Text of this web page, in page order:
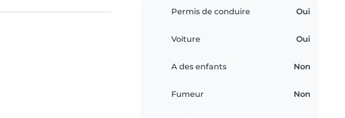
Permis de conduire Oui
Voiture Oui
A des enfants Non
Fumeur Non